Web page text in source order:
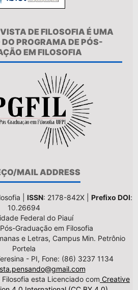
DE FILOSOFIA É UMA
PROGRAMA DE PÓS-
EM FILOSOFIA
MAIL ADDRESS
| ISSN: 2178-842X | Prefixo DOI:
10.26694
Federal do Piauí
Graduação em Filosofia
e Letras, Campus Min. Petrônio
Portela
- PI, Fone: (86) 3237 1134
esta Licenciado com Creative